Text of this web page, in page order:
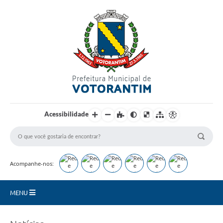
Acessibilidade
Acompanhe-nos:
MENU